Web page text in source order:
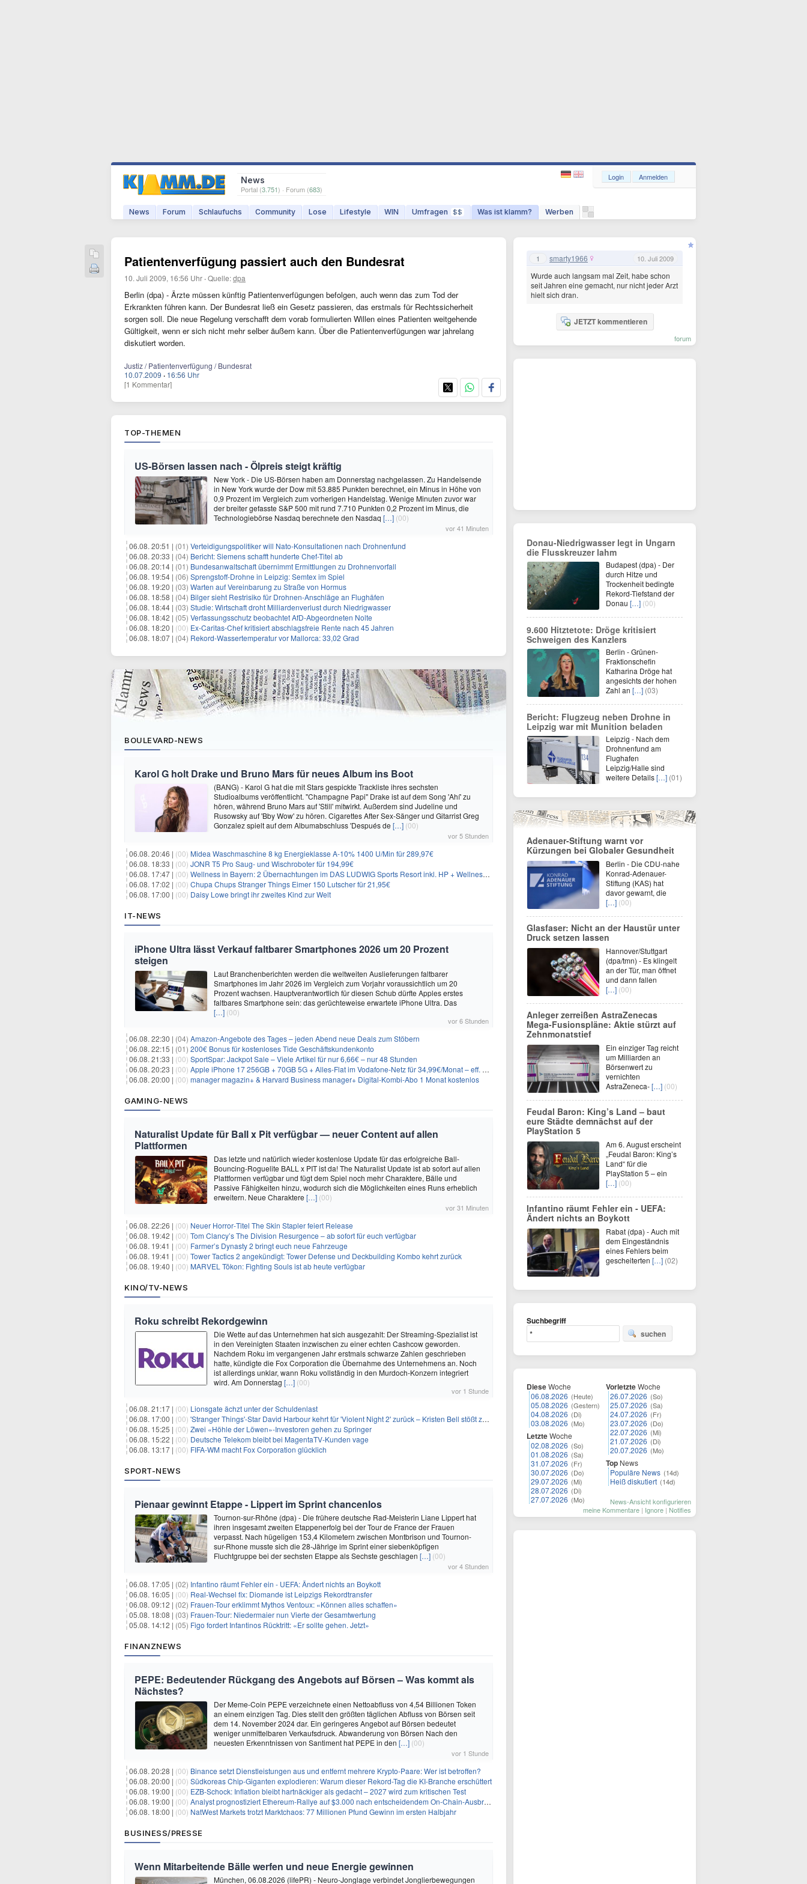
News
Portal (3.751) · Forum (683)
News Forum Schlaufuchs Community Lose Lifestyle WIN Umfragen $$ Was ist klamm? Werben
Login Anmelden
Patientenverfügung passiert auch den Bundesrat
10. Juli 2009, 16:56 Uhr ·Quelle:dpa
Berlin (dpa) - Ärzte müssen künftig Patientenverfügungen befolgen, auch wenn das zum Tod der
Erkrankten führen kann. Der Bundesrat ließ ein Gesetz passieren, das erstmals für Rechtssicherheit
sorgen soll. Die neue Regelung verschafft dem vorab formulierten Willen eines Patienten weitgehende
Gültigkeit, wenn er sich nicht mehr selber äußern kann. Über die Patientenverfügungen war jahrelang
diskutiert worden.
Justiz / Patientenverfügung / Bundesrat
10.07.2009 · 16:56 Uhr
[1 Kommentar]
TOP-THEMEN
US-Börsen lassen nach - Ölpreis steigt kräftig
New York - Die US-Börsen haben am Donnerstag nachgelassen. Zu Handelsende
in New York wurde der Dow mit 53.885 Punkten berechnet, ein Minus in Höhe von
0,9 Prozent im Vergleich zum vorherigen Handelstag. Wenige Minuten zuvor war
der breiter gefasste S&P 500 mit rund 7.710 Punkten 0,2 Prozent im Minus, die
Technologiebörse Nasdaq berechnete den Nasdaq […] (00)
vor 41 Minuten
06.08. 20:51 | (01) Verteidigungspolitiker will Nato-Konsultationen nach Drohnenfund
06.08. 20:33 | (04) Bericht: Siemens schafft hunderte Chef-Titel ab
06.08. 20:14 | (01) Bundesanwaltschaft übernimmt Ermittlungen zu Drohnenvorfall
06.08. 19:54 | (06) Sprengstoff-Drohne in Leipzig: Semtex im Spiel
06.08. 19:20 | (03) Warten auf Vereinbarung zu Straße von Hormus
06.08. 18:58 | (04) Bilger sieht Restrisiko für Drohnen-Anschläge an Flughäfen
06.08. 18:44 | (03) Studie: Wirtschaft droht Milliardenverlust durch Niedrigwasser
06.08. 18:42 | (05) Verfassungsschutz beobachtet AfD-Abgeordneten Nolte
06.08. 18:20 | (00) Ex-Caritas-Chef kritisiert abschlagsfreie Rente nach 45 Jahren
06.08. 18:07 | (04) Rekord-Wassertemperatur vor Mallorca: 33,02 Grad
BOULEVARD-NEWS
Karol G holt Drake und Bruno Mars für neues Album ins Boot
(BANG) - Karol G hat die mit Stars gespickte Trackliste ihres sechsten
Studioalbums veröffentlicht. "Champagne Papi" Drake ist auf dem Song 'Ahí' zu
hören, während Bruno Mars auf 'Still' mitwirkt. Außerdem sind Judeline und
Rusowsky auf 'Bby Wow' zu hören. Cigarettes After Sex-Sänger und Gitarrist Greg
Gonzalez spielt auf dem Albumabschluss 'Después de […] (00)
vor 5 Stunden
06.08. 20:46 | (00) Midea Waschmaschine 8 kg Energieklasse A-10% 1400 U/Min für 289,97€
06.08. 18:33 | (00) JONR T5 Pro Saug- und Wischroboter für 194,99€
06.08. 17:47 | (00) Wellness in Bayern: 2 Übernachtungen im DAS LUDWIG Sports Resort inkl. HP + Wellness ab 174€ p.P.
06.08. 17:02 | (00) Chupa Chups Stranger Things Eimer 150 Lutscher für 21,95€
06.08. 17:00 | (00) Daisy Lowe bringt ihr zweites Kind zur Welt
IT-NEWS
iPhone Ultra lässt Verkauf faltbarer Smartphones 2026 um 20 Prozent
steigen
Laut Branchenberichten werden die weltweiten Auslieferungen faltbarer
Smartphones im Jahr 2026 im Vergleich zum Vorjahr voraussichtlich um 20
Prozent wachsen. Hauptverantwortlich für diesen Schub dürfte Apples erstes
faltbares Smartphone sein: das gerüchteweise erwartete iPhone Ultra. Das
[…] (00)
vor 6 Stunden
06.08. 22:30 | (04) Amazon-Angebote des Tages – jeden Abend neue Deals zum Stöbern
06.08. 22:15 | (01) 200€ Bonus für kostenloses Tide Geschäftskundenkonto
06.08. 21:33 | (00) SportSpar: Jackpot Sale – Viele Artikel für nur 6,66€ – nur 48 Stunden
06.08. 20:23 | (00) Apple iPhone 17 256GB + 70GB 5G + Alles-Flat im Vodafone-Netz für 34,99€/Monat – eff. 4,65€/Monat
06.08. 20:00 | (00) manager magazin+ & Harvard Business manager+ Digital-Kombi-Abo 1 Monat kostenlos
GAMING-NEWS
Naturalist Update für Ball x Pit verfügbar — neuer Content auf allen
Plattformen
Das letzte und natürlich wieder kostenlose Update für das erfolgreiche Ball-
Bouncing-Roguelite BALL x PIT ist da! The Naturalist Update ist ab sofort auf allen
Plattformen verfügbar und fügt dem Spiel noch mehr Charaktere, Bälle und
Passive Fähigkeiten hinzu, wodurch sich die Möglichkeiten eines Runs erheblich
erweitern. Neue Charaktere […] (00)
vor 31 Minuten
06.08. 22:26 | (00) Neuer Horror‑Titel The Skin Stapler feiert Release
06.08. 19:42 | (00) Tom Clancy’s The Division Resurgence – ab sofort für euch verfügbar
06.08. 19:41 | (00) Farmer’s Dynasty 2 bringt euch neue Fahrzeuge
06.08. 19:41 | (00) Tower Tactics 2 angekündigt: Tower Defense und Deckbuilding Kombo kehrt zurück
06.08. 19:40 | (00) MARVEL Tōkon: Fighting Souls ist ab heute verfügbar
KINO/TV-NEWS
Roku schreibt Rekordgewinn
Die Wette auf das Unternehmen hat sich ausgezahlt: Der Streaming-Spezialist ist
in den Vereinigten Staaten inzwischen zu einer echten Cashcow geworden.
Nachdem Roku im vergangenen Jahr erstmals schwarze Zahlen geschrieben
hatte, kündigte die Fox Corporation die Übernahme des Unternehmens an. Noch
ist allerdings unklar, wann Roku vollständig in den Murdoch-Konzern integriert
wird. Am Donnerstag […] (00)
vor 1 Stunde
06.08. 21:17 | (00) Lionsgate ächzt unter der Schuldenlast
06.08. 17:00 | (00) 'Stranger Things'-Star David Harbour kehrt für 'Violent Night 2' zurück – Kristen Bell stößt zur Besetzung
06.08. 15:25 | (00) Zwei «Höhle der Löwen»-Investoren gehen zu Springer
06.08. 15:22 | (00) Deutsche Telekom bleibt bei MagentaTV-Kunden vage
06.08. 13:17 | (00) FIFA-WM macht Fox Corporation glücklich
SPORT-NEWS
Pienaar gewinnt Etappe - Lippert im Sprint chancenlos
Tournon-sur-Rhône (dpa) - Die frühere deutsche Rad-Meisterin Liane Lippert hat
ihren insgesamt zweiten Etappenerfolg bei der Tour de France der Frauen
verpasst. Nach hügeligen 153,4 Kilometern zwischen Montbrison und Tournon-
sur-Rhone musste sich die 28-Jährige im Sprint einer siebenköpfigen
Fluchtgruppe bei der sechsten Etappe als Sechste geschlagen […] (00)
vor 4 Stunden
06.08. 17:05 | (02) Infantino räumt Fehler ein - UEFA: Ändert nichts an Boykott
06.08. 16:05 | (00) Real-Wechsel fix: Diomande ist Leipzigs Rekordtransfer
06.08. 09:12 | (02) Frauen-Tour erklimmt Mythos Ventoux: «Können alles schaffen»
05.08. 18:08 | (03) Frauen-Tour: Niedermaier nun Vierte der Gesamtwertung
05.08. 14:12 | (05) Figo fordert Infantinos Rücktritt: «Er sollte gehen. Jetzt»
FINANZNEWS
PEPE: Bedeutender Rückgang des Angebots auf Börsen – Was kommt als
Nächstes?
Der Meme-Coin PEPE verzeichnete einen Nettoabfluss von 4,54 Billionen Token
an einem einzigen Tag. Dies stellt den größten täglichen Abfluss von Börsen seit
dem 14. November 2024 dar. Ein geringeres Angebot auf Börsen bedeutet
weniger unmittelbaren Verkaufsdruck. Abwanderung von Börsen Nach den
neuesten Erkenntnissen von Santiment hat PEPE in den […] (00)
vor 1 Stunde
06.08. 20:28 | (00) Binance setzt Dienstleistungen aus und entfernt mehrere Krypto-Paare: Wer ist betroffen?
06.08. 20:00 | (00) Südkoreas Chip-Giganten explodieren: Warum dieser Rekord-Tag die KI-Branche erschüttert
06.08. 19:00 | (00) EZB-Schock: Inflation bleibt hartnäckiger als gedacht – 2027 wird zum kritischen Test
06.08. 19:00 | (00) Analyst prognostiziert Ethereum-Rallye auf $3.000 nach entscheidendem On-Chain-Ausbruch
06.08. 18:00 | (00) NatWest Markets trotzt Marktchaos: 77 Millionen Pfund Gewinn im ersten Halbjahr
BUSINESS/PRESSE
Wenn Mitarbeitende Bälle werfen und neue Energie gewinnen
München, 06.08.2026 (lifePR) - Neuro-Jonglage verbindet Jonglierbewegungen
1 smarty1966 10. Juli 2009
Wurde auch langsam mal Zeit, habe schon
seit Jahren eine gemacht, nur nicht jeder Arzt
hielt sich dran.
JETZT kommentieren
forum
Donau-Niedrigwasser legt in Ungarn
die Flusskreuzer lahm
Budapest (dpa) - Der
durch Hitze und
Trockenheit bedingte
Rekord-Tiefstand der
Donau […] (00)
9.600 Hitztetote: Dröge kritisiert
Schweigen des Kanzlers
Berlin - Grünen-
Fraktionschefin
Katharina Dröge hat
angesichts der hohen
Zahl an […] (03)
Bericht: Flugzeug neben Drohne in
Leipzig war mit Munition beladen
Leipzig - Nach dem
Drohnenfund am
Flughafen
Leipzig/Halle sind
weitere Details[…] (01)
Adenauer-Stiftung warnt vor
Kürzungen bei Globaler Gesundheit
Berlin - Die CDU-nahe
Konrad-Adenauer-
Stiftung (KAS) hat
davor gewarnt, die
[…] (00)
Glasfaser: Nicht an der Haustür unter
Druck setzen lassen
Hannover/Stuttgart
(dpa/tmn) - Es klingelt
an der Tür, man öffnet
und dann fallen
[…] (00)
Anleger zerreißen AstraZenecas
Mega-Fusionspläne: Aktie stürzt auf
Zehnmonatstief
Ein einziger Tag reicht
um Milliarden an
Börsenwert zu
vernichten
AstraZeneca-[…] (00)
Feudal Baron: King’s Land – baut
eure Städte demnächst auf der
PlayStation 5
Am 6. August erscheint
„Feudal Baron: King’s
Land“ für die
PlayStation 5 – ein
[…] (00)
Infantino räumt Fehler ein - UEFA:
Ändert nichts an Boykott
Rabat (dpa) - Auch mit
dem Eingeständnis
eines Fehlers beim
gescheiterten […] (02)
Suchbegriff
suchen
DieseWoche
06.08.2026 (Heute)
05.08.2026 (Gestern)
04.08.2026 (Di)
03.08.2026 (Mo)
LetzteWoche
02.08.2026 (So)
01.08.2026 (Sa)
31.07.2026 (Fr)
30.07.2026 (Do)
29.07.2026 (Mi)
28.07.2026 (Di)
27.07.2026 (Mo)
VorletzteWoche
26.07.2026 (So)
25.07.2026 (Sa)
24.07.2026 (Fr)
23.07.2026 (Do)
22.07.2026 (Mi)
21.07.2026 (Di)
20.07.2026 (Mo)
Top News
Populäre News (14d)
Heiß diskutiert (14d)
News-Ansicht konfigurieren
meine Kommentare | Ignore | Notifies